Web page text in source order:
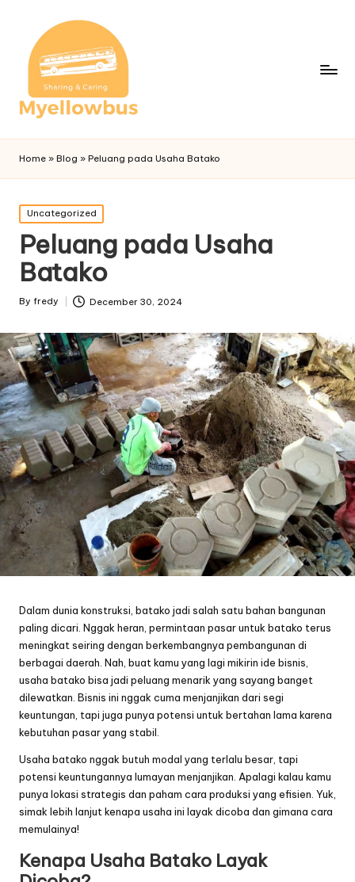
Home » Blog » Peluang pada Usaha Batako
Posted
in
Uncategorized
Peluang pada Usaha
Batako
Posted
By fredy December 30, 2024
Dalam dunia konstruksi, batako jadi salah satu bahan bangunan
paling dicari. Nggak heran, permintaan pasar untuk batako terus
meningkat seiring dengan berkembangnya pembangunan di
berbagai daerah. Nah, buat kamu yang lagi mikirin ide bisnis,
usaha batako bisa jadi peluang menarik yang sayang banget
dilewatkan. Bisnis ini nggak cuma menjanjikan dari segi
keuntungan, tapi juga punya potensi untuk bertahan lama karena
kebutuhan pasar yang stabil.
Usaha batako nggak butuh modal yang terlalu besar, tapi
potensi keuntungannya lumayan menjanjikan. Apalagi kalau kamu
punya lokasi strategis dan paham cara produksi yang efisien. Yuk,
simak lebih lanjut kenapa usaha ini layak dicoba dan gimana cara
memulainya!
Kenapa Usaha Batako Layak